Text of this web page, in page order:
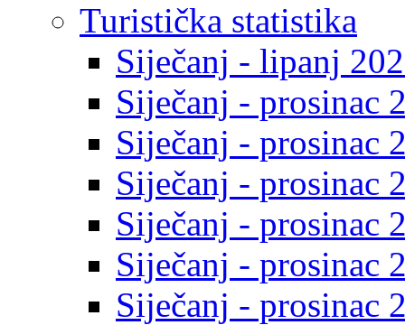
Turistička statistika
Siječanj - lipanj
Siječanj - prosinac
Siječanj - prosinac
Siječanj - prosinac
Siječanj - prosinac
Siječanj - prosinac
Siječanj - prosinac